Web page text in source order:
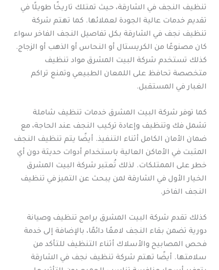
تنظيف النجف في الشارقة، حيث تمتلك تاريخًا طويلًا في
تقديم خدمات عالية الجودة لعملائها. كما تهتم شركة
تنظيف نجف في الشارقة بكل تفاصيل النجف الفاخر سواء
كان مصنوعًا من الكريستال أو النحاس أو الذهب أو الزجاج.
كذلك تستخدم شركة البيت المشرق مواد تنظيف
متخصصة تحافظ على اللمعان الطبيعي وتمنع تراكم
الغبار في المستقبل.
كما توفر شركة البيت المشرق خدمات تنظيف شاملة
تشمل فك وتنظيف وإعادة تركيب النجف عند الحاجة، مع
ضمان الأمان الكامل أثناء التنفيذ. أيضًا يتم تنظيف النجف
المثبت في الأماكن العالية باستخدام أدوات حديثة دون أي
خطر على الممتلكات. لذلك تُعتبر شركة البيت المشرق
الخيار الأول في الشارقة لمن يبحث عن التميز في تنظيف
النجف الفاخر.
كذلك تقدم شركة البيت المشرق برامج تنظيف وصيانة
دورية تضمن بقاء النجف لامعًا دائمًا، بالإضافة إلى خدمة
فحص المصابيح والأسلاك أثناء التنظيف للتأكد من
سلامتها. أيضًا تهتم شركة تنظيف نجف في الشارقة